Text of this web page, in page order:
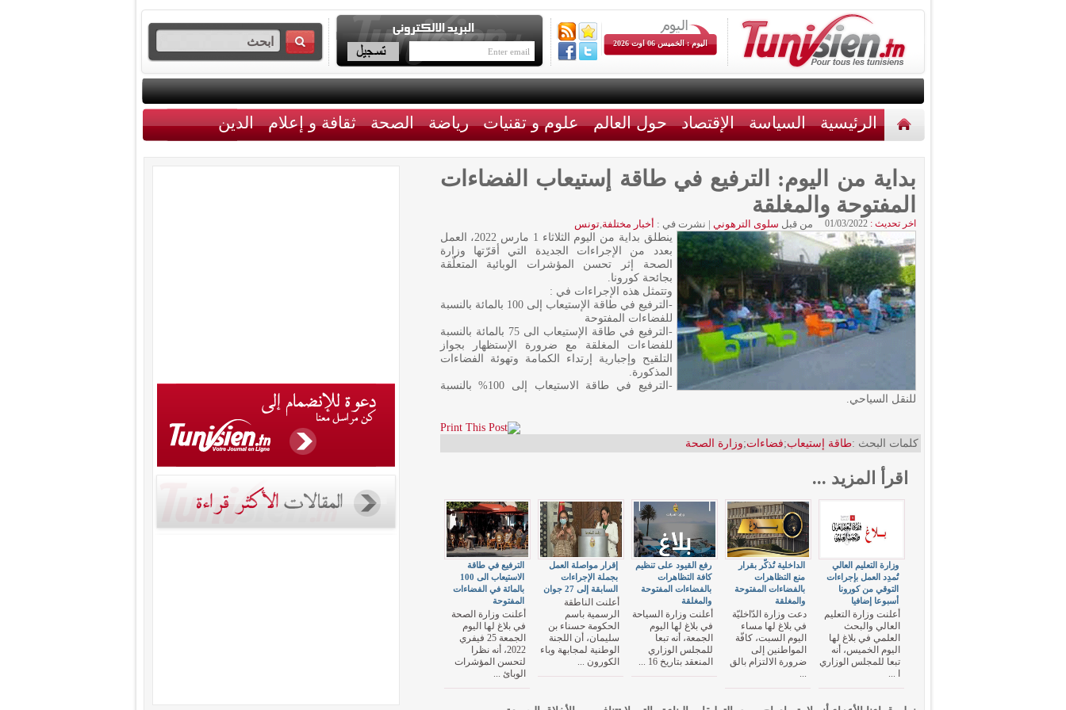
اليوم : الخميس 06 اوت 2026
الرئيسية السياسة الإقتصاد حول العالم علوم و تقنيات رياضة الصحة ثقافة و إعلام الدين
بداية من اليوم: الترفيع في طاقة إستيعاب الفضاءات
المفتوحة والمغلقة
اخر تحديث : 01/03/2022 من قبل سلوى الترهوني | نشرت في : أخبار مختلفة,تونس
ينطلق بداية من اليوم الثلاثاء 1 مارس 2022، العمل
بعدد من الإجراءات الجديدة التي أقرّتها وزارة
الصحة إثر تحسن المؤشرات الوبائية المتعلّقة
بجائحة كورونا.
وتتمثل هذه الإجراءات في :
-الترفيع في طاقة الإستيعاب إلى 100 بالمائة بالنسبة
للفضاءات المفتوحة
-الترفيع في طاقة الإستيعاب الى 75 بالمائة بالنسبة
للفضاءات المغلقة مع ضرورة الإستظهار بجواز
التلقيح وإجبارية إرتداء الكمامة وتهوئة الفضاءات
المذكورة.
-الترفيع في طاقة الاستيعاب إلى 100% بالنسبة
للنقل السياحي.
كلمات البحث :طاقة إستيعاب;فضاءات;وزارة الصحة
اقرأ المزيد ...
الترفيع في طاقة
الاستيعاب الى 100
بالمائة في الفضاءات
المفتوحة
أعلنت وزارة الصحة
في بلاغ لها اليوم
الجمعة 25 فيفري
2022، أنه نظرا
لتحسن المؤشرات
الوبائ ...
إقرار مواصلة العمل
بجملة الإجراءات
السابقة إلى 27 جوان
أعلنت الناطقة
الرسمية باسم
الحكومة حسناء بن
سليمان، أن اللجنة
الوطنية لمجابهة وباء
الكورون ...
رفع القيود على تنظيم
كافة التظاهرات
بالفضاءات المفتوحة
والمغلقة
أعلنت وزارة السياحة
في بلاغ لها اليوم
الجمعة، أنه تبعا
للمجلس الوزاري
المنعقد بتاريخ 16 ...
الداخلية تُذكّر بقرار
منع التظاهرات
بالفضاءات المفتوحة
والمغلقة
دعت وزارة الدّاخليّة
في بلاغ لها مساء
اليوم السبت، كافّة
المواطنين إلى
ضرورة الالتزام بالق
...
وزارة التعليم العالي
تُمدِد العمل بإجراءات
التوقي من كورونا
أسبوعا إضافيا
أعلنت وزارة التعليم
العالي والبحث
العلمي في بلاغ لها
اليوم الخميس، أنه
تبعا للمجلس الوزاري
ا ...